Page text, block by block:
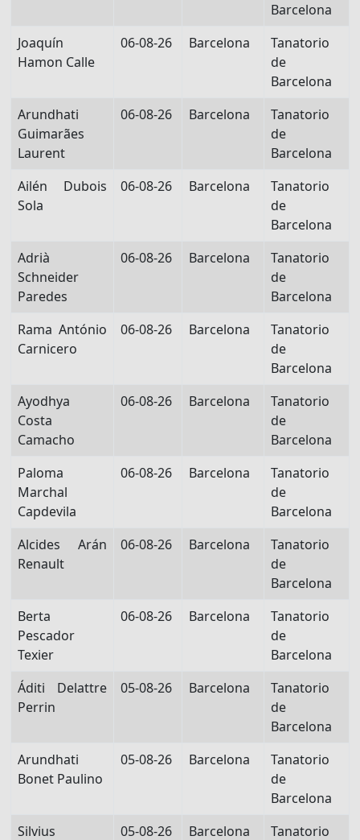
Barcelona
Joaquín
Hamon Calle
06-08-26 Barcelona
Tanatorio
de
Barcelona
Arundhati
Guimarães
Laurent
06-08-26 Barcelona
Tanatorio
de
Barcelona
Ailén Dubois
Sola
06-08-26 Barcelona
Tanatorio
de
Barcelona
Adrià
Schneider
Paredes
06-08-26 Barcelona
Tanatorio
de
Barcelona
Rama António
Carnicero
06-08-26 Barcelona
Tanatorio
de
Barcelona
Ayodhya
Costa
Camacho
06-08-26 Barcelona
Tanatorio
de
Barcelona
Paloma
Marchal
Capdevila
06-08-26 Barcelona
Tanatorio
de
Barcelona
Alcides Arán
Renault
06-08-26 Barcelona
Tanatorio
de
Barcelona
Berta
Pescador
Texier
06-08-26 Barcelona
Tanatorio
de
Barcelona
Áditi Delattre
Perrin
05-08-26 Barcelona
Tanatorio
de
Barcelona
Arundhati
Bonet Paulino
05-08-26 Barcelona
Tanatorio
de
Barcelona
Silvius
05-08-26 Barcelona Tanatorio